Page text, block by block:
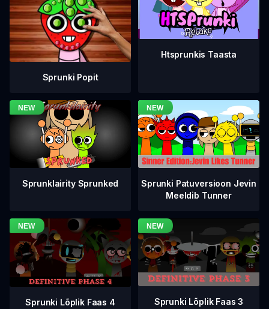
Sprunki Popit
Htsprunkis Taasta
Sprunklairity Sprunked
Sprunki Patuversioon Jevin
Meeldib Tunner
Sprunki Lõplik Faas 4 Sprunki Lõplik Faas 3